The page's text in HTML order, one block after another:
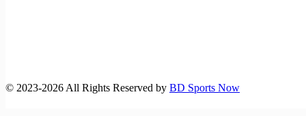
©️ 2023-2026 All Rights Reserved by BD Sports Now